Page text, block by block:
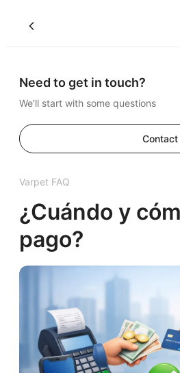
Varpet FAQ
¿Cuándo y
pago?
Need to get in touch?
We'll start with some questions
Contact